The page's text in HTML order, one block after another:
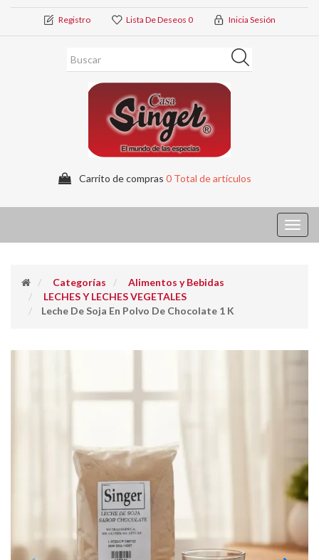
Registro Lista De Deseos 0 Inicia Sesión
Carrito de compras 0 Total de artículos
Categorías
Alimentos y Bebidas
LECHES Y LECHES VEGETALES
Leche De Soja En Polvo De Chocolate 1 K